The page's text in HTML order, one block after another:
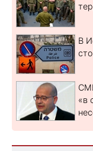
В
«в